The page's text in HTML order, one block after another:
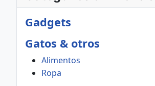
Gadgets
Gatos & otros
Alimentos
Ropa